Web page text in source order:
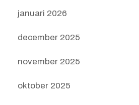
januari 2026
december 2025
november 2025
oktober 2025